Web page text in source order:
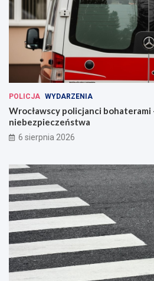
POLICJA WYDARZENIA
Wrocławscy policjanci
niebezpieczeństwa
6 sierpnia 2026